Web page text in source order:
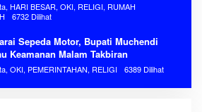
HARI BESAR, OKI, RELIGI, RUMAH
6732 Dilihat
Sepeda Motor, Bupati Muchendi
Keamanan Malam Takbiran
OKI, PEMERINTAHAN, RELIGI 6389 Dilihat